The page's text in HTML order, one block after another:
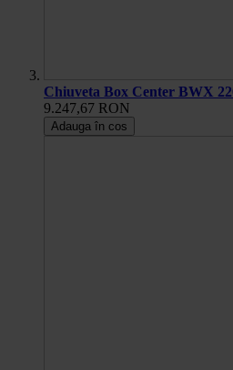
Chiuveta Box Center BWX
9.247,67 RON
Adauga în cos